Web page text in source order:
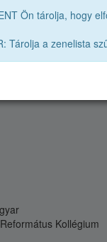
Ön tárolja, hogy
Tárolja a zenelista